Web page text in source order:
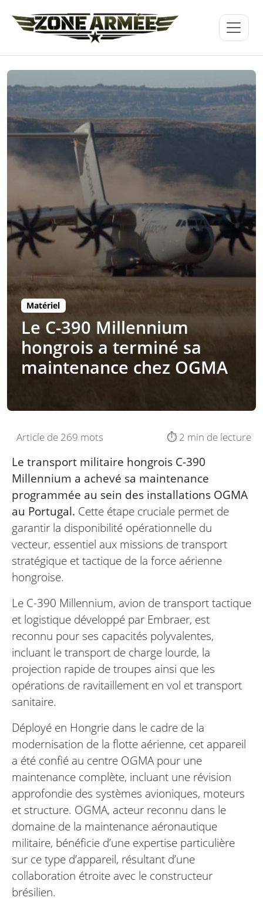
Matériel
Le C-390 Millennium
hongrois a terminé sa
maintenance chez OGMA
Article de 269 mots ⏱️ 2 min de lecture
Le transport militaire hongrois C-390
Millennium a achevé sa maintenance
programmée au sein des installations OGMA
au Portugal. Cette étape cruciale permet de
garantir la disponibilité opérationnelle du
vecteur, essentiel aux missions de transport
stratégique et tactique de la force aérienne
hongroise.
Le C-390 Millennium, avion de transport tactique
et logistique développé par Embraer, est
reconnu pour ses capacités polyvalentes,
incluant le transport de charge lourde, la
projection rapide de troupes ainsi que les
opérations de ravitaillement en vol et transport
sanitaire.
Déployé en Hongrie dans le cadre de la
modernisation de la flotte aérienne, cet appareil
a été confié au centre OGMA pour une
maintenance complète, incluant une révision
approfondie des systèmes avioniques, moteurs
et structure. OGMA, acteur reconnu dans le
domaine de la maintenance aéronautique
militaire, bénéficie d’une expertise particulière
sur ce type d’appareil, résultant d’une
collaboration étroite avec le constructeur
brésilien.